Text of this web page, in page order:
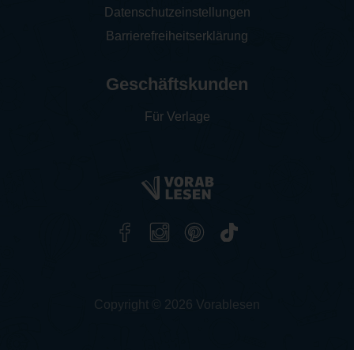
Datenschutzeinstellungen
Barrierefreiheitserklärung
Geschäftskunden
Für Verlage
Copyright © 2026 Vorablesen